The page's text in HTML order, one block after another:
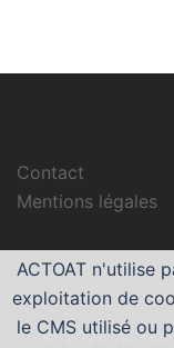
Contact
Mentions légales
© 2026
ACTOAT n'utilise
exploitation de
le CMS utilisé ou